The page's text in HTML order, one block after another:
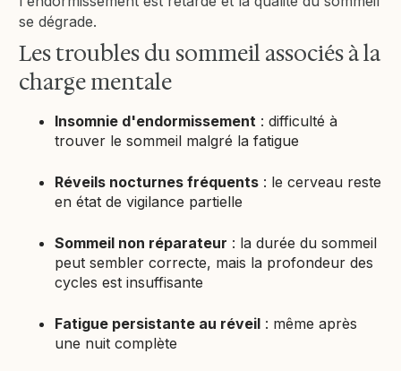
se dégrade.
Les troubles du sommeil associés à la
charge mentale
Insomnie d'endormissement : difficulté à
trouver le sommeil malgré la fatigue
Réveils nocturnes fréquents : le cerveau reste
en état de vigilance partielle
Sommeil non réparateur : la durée du sommeil
peut sembler correcte, mais la profondeur des
cycles est insuffisante
Fatigue persistante au réveil : même après
une nuit complète